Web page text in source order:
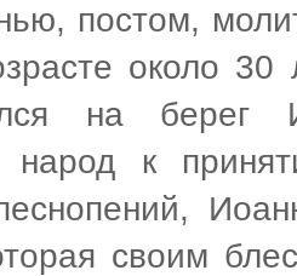
постом,
около 30
на берег
народ к
своим